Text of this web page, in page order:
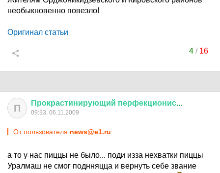
необыкновенно повезло!
Оригинал статьи
4 / 16
П Прокрастинирующий перфекционис...
09:33, 06.11.2009
От пользователя news@e1.ru
а то у нас пиццы не было... поди изза нехватки пиццы
Уралмаш не смог поднняцца и вернуть себе звание